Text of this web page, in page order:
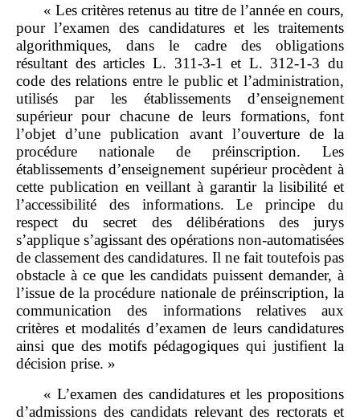
« Les critères retenus au titre de l’année en cours,
pour l’examen des candidatures et les traitements
algorithmiques, dans le cadre des obligations
résultant des articles L. 311‑3‑1 et L. 312‑1‑3 du
code des relations entre le public et l’administration,
utilisés par les établissements d’enseignement
supérieur pour chacune de leurs formations, font
l’objet d’une publication avant l’ouverture de la
procédure nationale de préinscription. Les
établissements d’enseignement supérieur procèdent à
cette publication en veillant à garantir la lisibilité et
l’accessibilité des informations. Le principe du
respect du secret des délibérations des jurys
s’applique s’agissant des opérations non‑automatisées
de classement des candidatures. Il ne fait toutefois pas
obstacle à ce que les candidats puissent demander, à
l’issue de la procédure nationale de préinscription, la
communication des informations relatives aux
critères et modalités d’examen de leurs candidatures
ainsi que des motifs pédagogiques qui justifient la
décision prise. »
« L’examen des candidatures et les propositions
d’admissions des candidats relevant des rectorats et